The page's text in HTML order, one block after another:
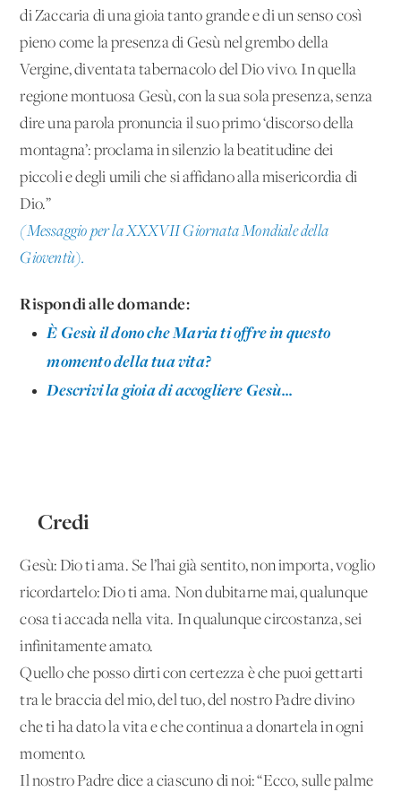
di Zaccaria di una gioia tanto grande e di un senso così
pieno come la presenza di Gesù nel grembo della
Vergine, diventata tabernacolo del Dio vivo. In quella
regione montuosa Gesù, con la sua sola presenza, senza
dire una parola pronuncia il suo primo ‘discorso della
montagna’: proclama in silenzio la beatitudine dei
piccoli e degli umili che si affidano alla misericordia di
Dio.”
(Messaggio per la XXXVII Giornata Mondiale della
Gioventù).
Rispondi alle domande:
È Gesù il dono che Maria ti offre in questo
momento della tua vita?
Descrivi la gioia di accogliere Gesù...
Credi
Gesù: Dio ti ama. Se l’hai già sentito, non importa, voglio
ricordartelo: Dio ti ama. Non dubitarne mai, qualunque
cosa ti accada nella vita. In qualunque circostanza, sei
infinitamente amato.
Quello che posso dirti con certezza è che puoi gettarti
tra le braccia del mio, del tuo, del nostro Padre divino
che ti ha dato la vita e che continua a donartela in ogni
momento.
Il nostro Padre dice a ciascuno di noi: “Ecco, sulle palme